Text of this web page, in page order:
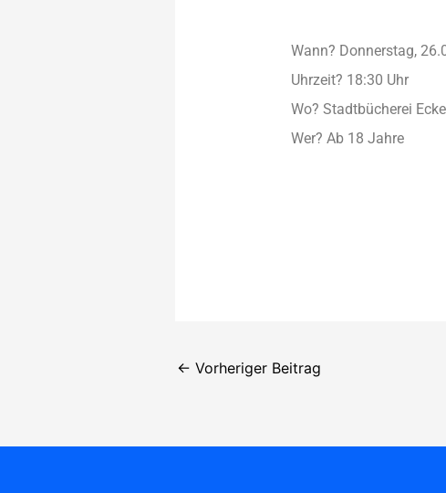
Wann? Donnerstag,
Uhrzeit? 18:30 Uhr
Wo? Stadtbücherei
Wer? Ab 18 Jahre
← Vorheriger Beitrag